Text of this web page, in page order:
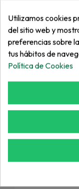
Junta
Utilizamos cookies
del sitio web y
preferencias sobre
tus hábitos de
Política de Cookies